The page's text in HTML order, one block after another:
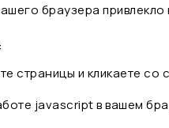
браузера
страницы и кликаете
javascript в вашем